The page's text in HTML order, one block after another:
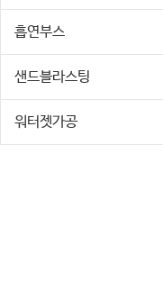
흡연부스
샌드블라스팅
워터젯가공